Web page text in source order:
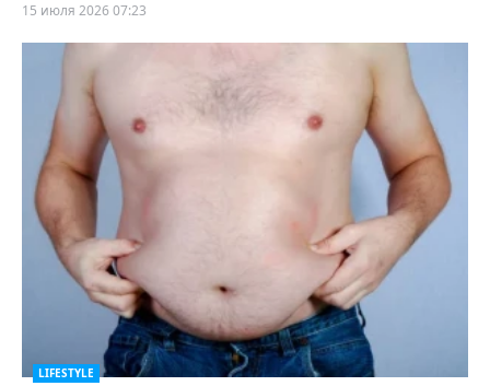
15 июля 2026 07:23
LIFESTYLE